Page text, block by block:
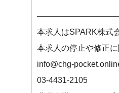
本求人はSPARK株式
本求人の停止や修正
info@chg-
03-4431-2105